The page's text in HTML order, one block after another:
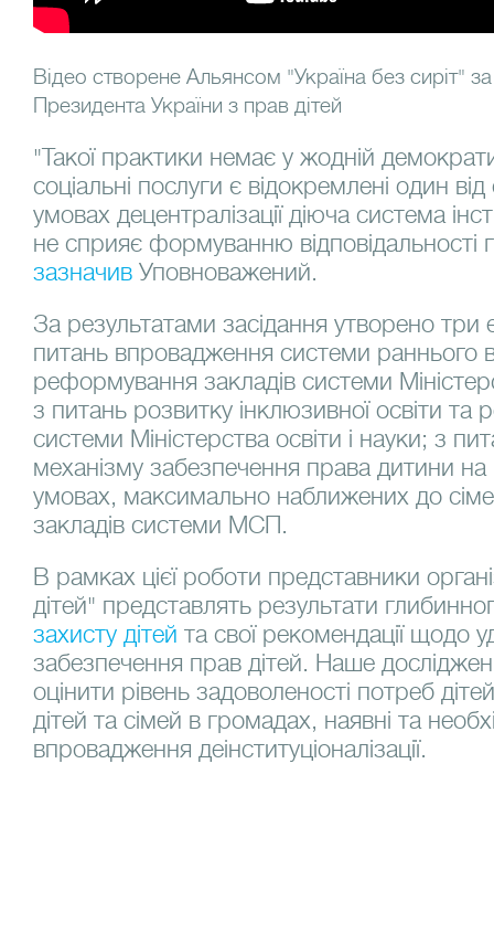
Відео створене Альянсом "Україна без сиріт"
Президента України з прав дітей
"Такої практики немає у жодній
соціальні послуги є відокремлені один
умовах децентралізації діюча система
не сприяє формуванню відповідальності
зазначивУповноважений.
За результатами засідання утворено три
питань впровадження системи раннього
реформування закладів системи
з питань розвитку інклюзивної освіти та
системи Міністерства освіти і науки; з
механізму забезпечення права дитини на
умовах, максимально наближених до
закладів системи МСП.
В рамках цієї роботи представники
дітей" представлять результати
захисту дітей та свої рекомендації щодо
забезпечення прав дітей. Наше
оцінити рівень задоволеності потреб
дітей та сімей в громадах, наявні та
впровадження деінституціоналізації.